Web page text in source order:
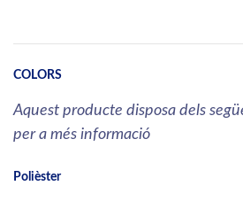
COLORS
Aquest producte disposa dels
per a més informació
Polièster